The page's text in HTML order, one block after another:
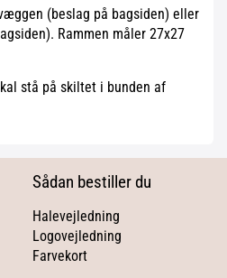
(beslag på bagsiden) eller
Rammen måler 27x27
stå på skiltet i bunden af
Sådan bestiller du
Halevejledning
Logovejledning
Farvekort